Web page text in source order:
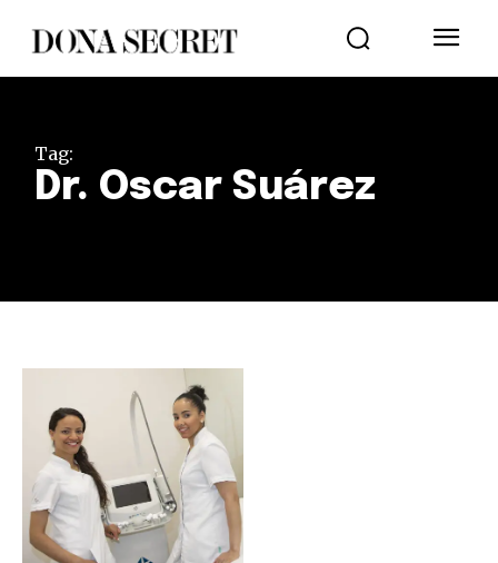
Tag:
Dr. Oscar Suárez